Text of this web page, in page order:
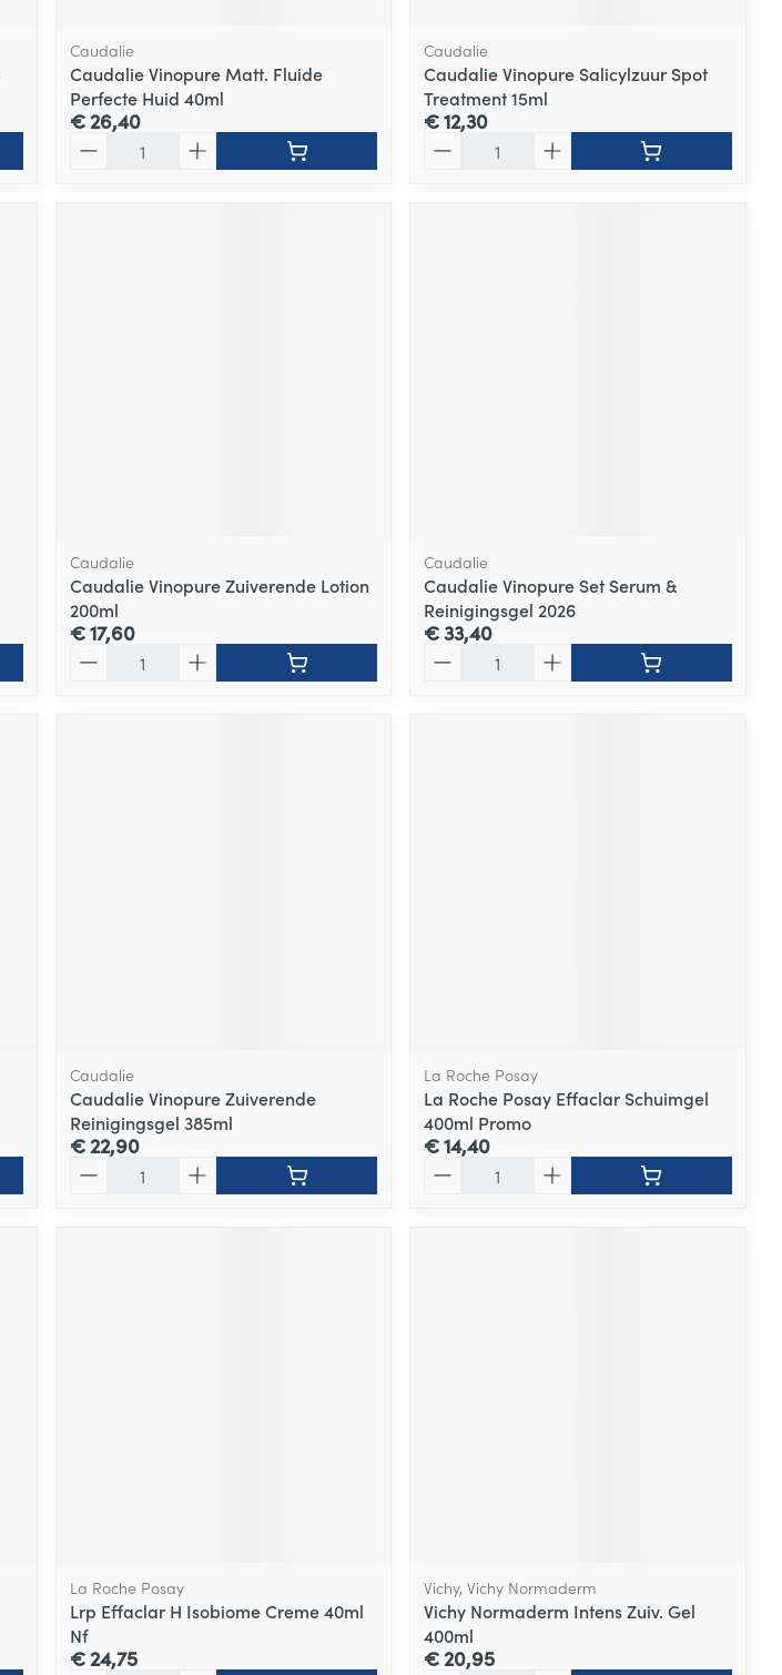
Caudalie
Caudalie Vinopure Matt. Fluide
Perfecte Huid 40ml
€ 26,40
Caudalie
Caudalie Vinopure Salicylzuur Spot
Treatment 15ml
€ 12,30
Caudalie
Caudalie Vinopure Zuiverende Lotion
200ml
€ 17,60
Caudalie
Caudalie Vinopure Set Serum &
Reinigingsgel 2026
€ 33,40
Caudalie
Caudalie Vinopure Zuiverende
Reinigingsgel 385ml
€ 22,90
La Roche Posay
La Roche Posay Effaclar Schuimgel
400ml Promo
€ 14,40
La Roche Posay
Lrp Effaclar H Isobiome Creme 40ml
Nf
€ 24,75
Vichy, Vichy Normaderm
Vichy Normaderm Intens Zuiv. Gel
400ml
€ 20,95